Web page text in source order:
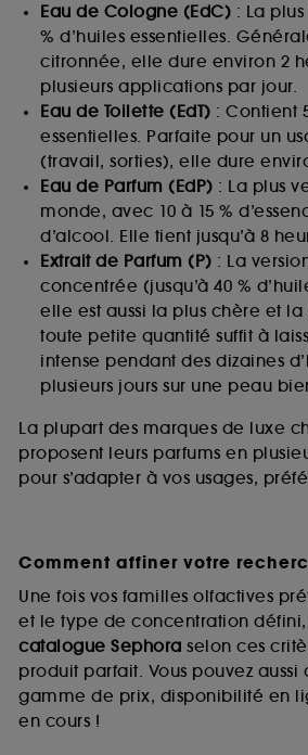
Eau de Cologne (EdC) : La
% d’huiles essentielles.
citronnée, elle dure environ 2
plusieurs applications par jour.
Eau de Toilette (EdT) : Contient
essentielles. Parfaite pour un
(travail, sorties), elle dure
Eau de Parfum (EdP) : La plus
monde, avec 10 à 15 %
d’alcool. Elle tient jusqu’à 8
Extrait de Parfum (P) : La
concentrée (jusqu’à 40 %
elle est aussi la plus chère et
toute petite quantité suffit à
intense pendant des dizaines
plusieurs jours sur une peau
La plupart des marques de luxe
proposent leurs parfums en
pour s’adapter à vos usages,
Comment affiner votre
Une fois vos familles olfactives
et le type de concentration défini,
catalogue Sephora selon ces
produit parfait. Vous pouvez
gamme de prix, disponibilité en
en cours !